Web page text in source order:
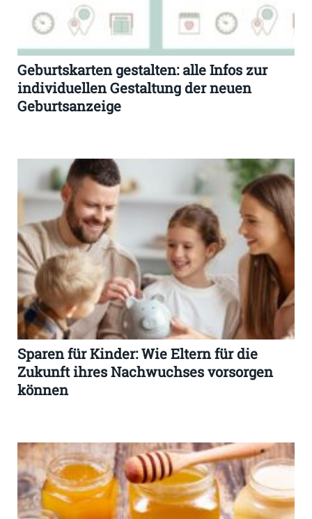
Geburtskarten gestalten: alle Infos zur
individuellen Gestaltung der neuen
Geburtsanzeige
Sparen für Kinder: Wie Eltern für die
Zukunft ihres Nachwuchses vorsorgen
können